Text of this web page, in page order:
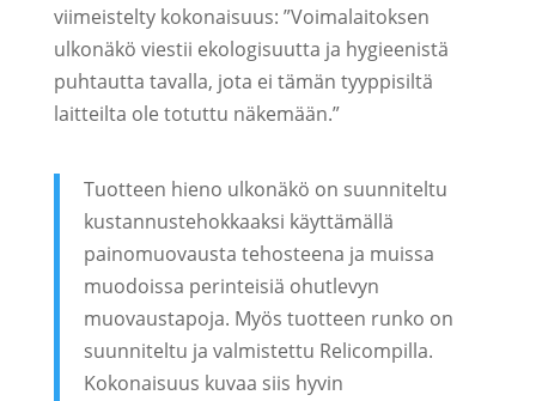
viimeistelty kokonaisuus: ”Voimalaitoksen
ulkonäkö viestii ekologisuutta ja hygieenistä
puhtautta tavalla, jota ei tämän tyyppisiltä
laitteilta ole totuttu näkemään.”
Tuotteen hieno ulkonäkö on suunniteltu
kustannustehokkaaksi käyttämällä
painomuovausta tehosteena ja muissa
muodoissa perinteisiä ohutlevyn
muovaustapoja. Myös tuotteen runko on
suunniteltu ja valmistettu Relicompilla.
Kokonaisuus kuvaa siis hyvin